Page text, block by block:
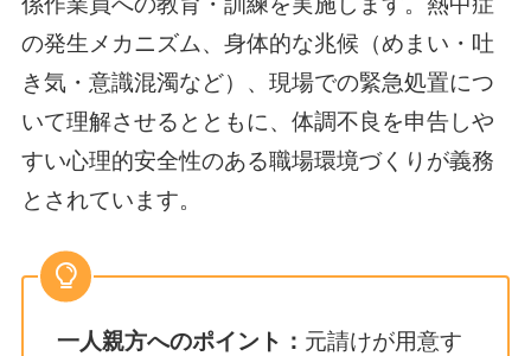
の発生メカニズム、身体的な兆候（めまい・吐
き気・意識混濁など）、現場での緊急処置につ
いて理解させるとともに、体調不良を申告しや
すい心理的安全性のある職場環境づくりが義務
とされています。
一人親方へのポイント： 元請けが用意す